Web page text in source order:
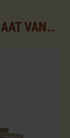
KLIK OP HET PALLET FORMAAT VAN UW KEUZE VOOR DE BESCHIKBARE ASSORTIMENTEN